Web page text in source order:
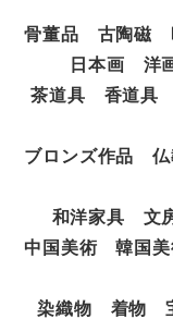
骨董品 古陶磁
日本画
茶道具 香道具
ブロンズ作品
和洋家具
中国美術 韓国
染織物 着物